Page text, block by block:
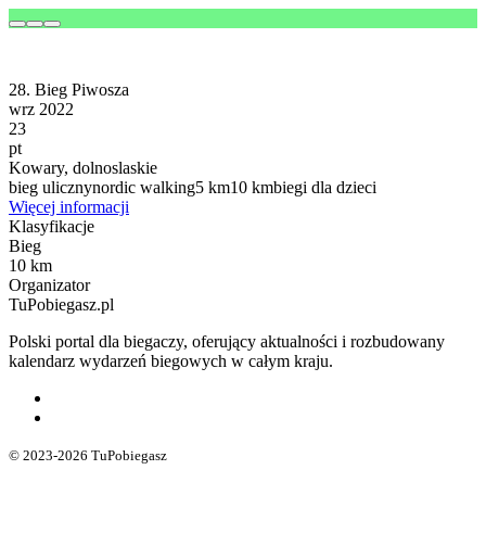
28. Bieg Piwosza
wrz 2022
23
pt
Kowary, dolnoslaskie
bieg ulicznynordic walking5 km10 kmbiegi dla dzieci
Więcej informacji
Klasyfikacje
Bieg
10 km
Organizator
TuPobiegasz.pl
Polski portal dla biegaczy, oferujący aktualności i rozbudowany
kalendarz wydarzeń biegowych w całym kraju.
© 2023-2026 TuPobiegasz